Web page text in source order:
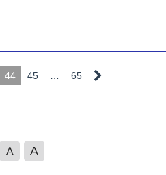
44 45 … 65
A A